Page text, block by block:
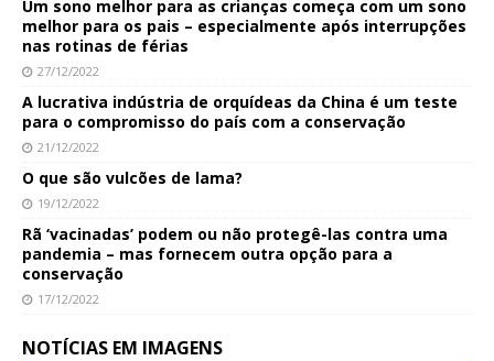
Um sono melhor para as crianças começa com um sono
melhor para os pais – especialmente após interrupções
nas rotinas de férias
27/12/2022
A lucrativa indústria de orquídeas da China é um teste
para o compromisso do país com a conservação
21/12/2022
O que são vulcões de lama?
19/12/2022
Rã ‘vacinadas’ podem ou não protegê-las contra uma
pandemia – mas fornecem outra opção para a
conservação
17/12/2022
NOTÍCIAS EM IMAGENS